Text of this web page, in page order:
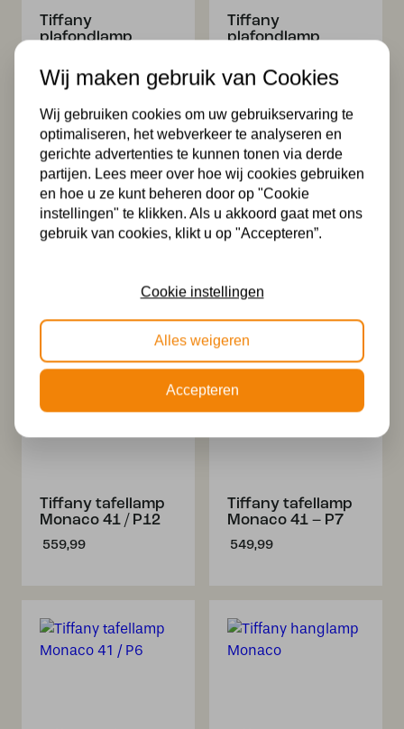
Tiffany
plafondlamp
489,00
Tiffany
plafondlamp
469,99
Monaco 40 – P52
Tiffany tafellamp
Monaco 41 / P12
559,99
Tiffany tafellamp
Monaco 41 – P7
549,99
Wij maken gebruik van Cookies
Wij gebruiken cookies om uw gebruikservaring te
optimaliseren, het webverkeer te analyseren en
gerichte advertenties te kunnen tonen via derde
partijen. Lees meer over hoe wij cookies gebruiken
en hoe u ze kunt beheren door op "Cookie
instellingen" te klikken. Als u akkoord gaat met ons
gebruik van cookies, klikt u op "Accepteren”.
Cookie instellingen
Alles weigeren
Accepteren